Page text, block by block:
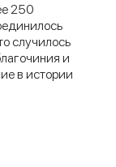
250
случилось
и
в истории